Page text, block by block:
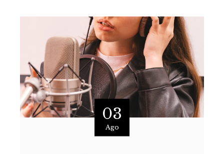
03
Ago